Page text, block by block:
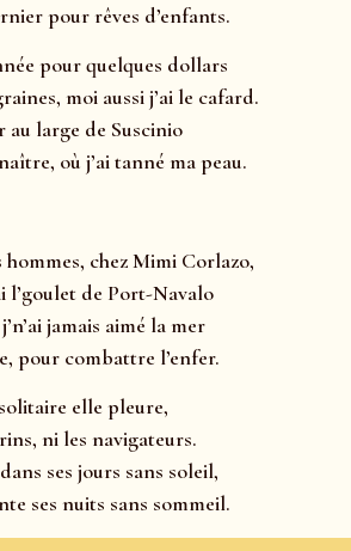
pour rêves d’enfants.
pour quelques dollars
moi aussi j’ai le cafard.
large de Suscinio
où j’ai tanné ma peau.
hommes, chez Mimi Corlazo,
l’goulet de Port-Navalo
jamais aimé la mer
pour combattre l’enfer.
elle pleure,
ni les navigateurs.
ses jours sans soleil,
ses nuits sans sommeil.